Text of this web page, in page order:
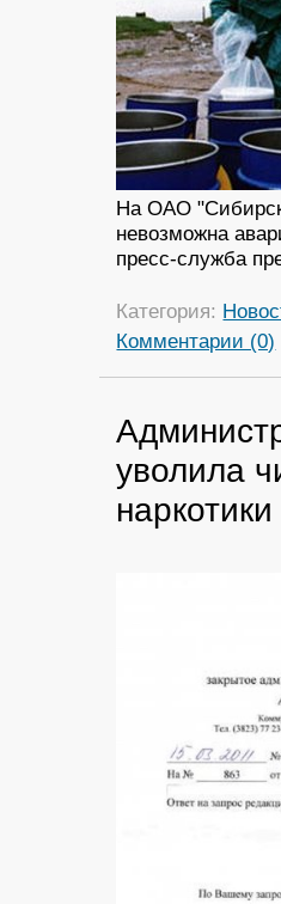
На ОАО
невозможна
пресс-служба
Категория:
Комментарии (0)
уволила
наркотики